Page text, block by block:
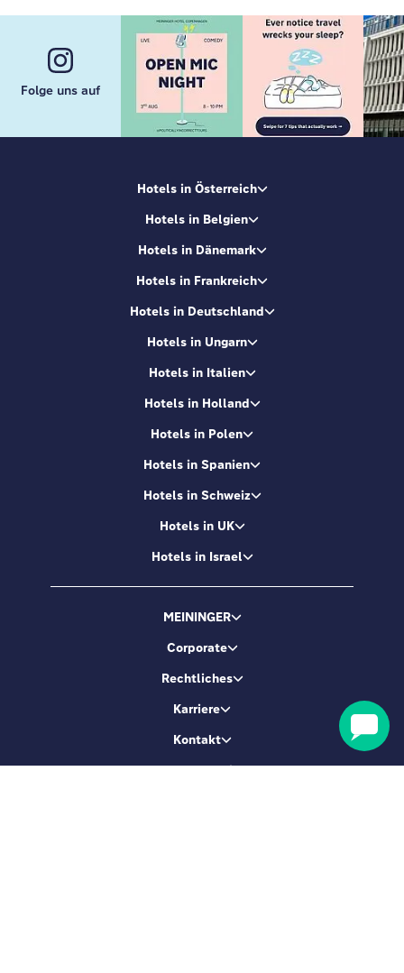
Folge uns auf
Hotels in Österreich
Hotels in Belgien
Hotels in Dänemark
Hotels in Frankreich
Hotels in Deutschland
Hotels in Ungarn
Hotels in Italien
Hotels in Holland
Hotels in Polen
Hotels in Spanien
Hotels in Schweiz
Hotels in UK
Hotels in Israel
MEININGER
Corporate
Rechtliches
Karriere
Kontakt
Buchungsservice